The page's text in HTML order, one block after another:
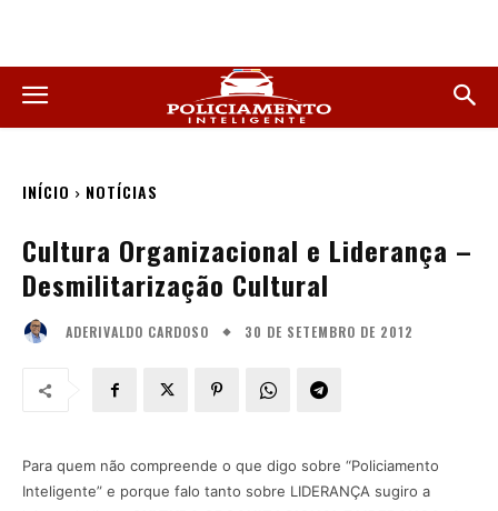
INÍCIO NOTÍCIAS
Cultura Organizacional e Liderança –
Desmilitarização Cultural
ADERIVALDO CARDOSO 30 DE SETEMBRO DE 2012
Para quem não compreende o que digo sobre “Policiamento
Inteligente” e porque falo tanto sobre LIDERANÇA sugiro a